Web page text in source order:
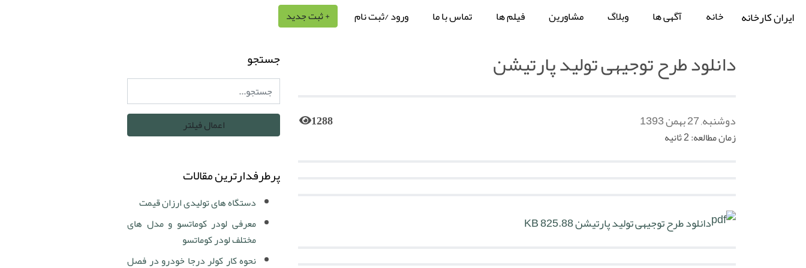
ایران کارخانه خانه آگهی ها وبلاگ مشاورین فیلم ها تماس با ما ورود /ثبت نام + ثبت جدید
دانلود طرح توجیهی تولید پارتیشن
دوشنبه, 27 بهمن 1393 1288
زمان مطالعه: 2 ثانیه
دانلود طرح توجیهی تولید پارتیشن825.88 KB
جستجو
پرطرفدارترین مقالات
دستگاه های تولیدی ارزان قیمت
معرفی لودر کوماتسو و مدل های
مختلف لودر کوماتسو
نحوه کار کولر درجا خودرو در فصل